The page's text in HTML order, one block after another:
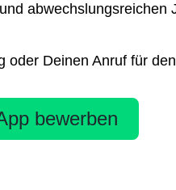
Deinen Anruf für
bewerben